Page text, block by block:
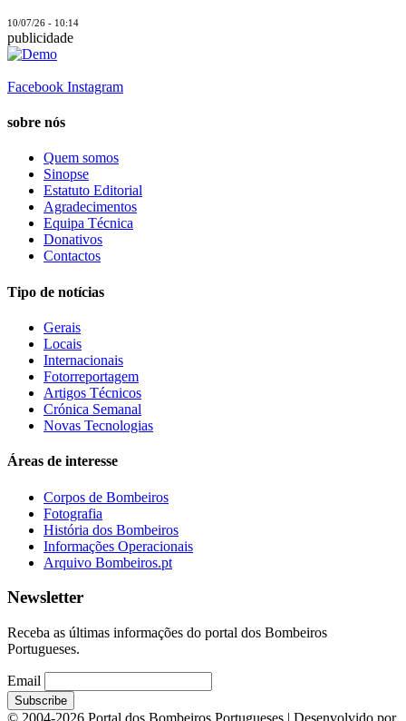
10/07/26 - 10:14
publicidade
Facebook Instagram
sobre nós
Quem somos
Sinopse
Estatuto Editorial
Agradecimentos
Equipa Técnica
Donativos
Contactos
Tipo de notícias
Gerais
Locais
Internacionais
Fotorreportagem
Artigos Técnicos
Crónica Semanal
Novas Tecnologias
Áreas de interesse
Corpos de Bombeiros
Fotografia
História dos Bombeiros
Informações Operacionais
Arquivo Bombeiros.pt
Newsletter
Receba as últimas informações do portal dos Bombeiros
Portugueses.
Email
© 2004-2026 Portal dos Bombeiros Portugueses | Desenvolvido por